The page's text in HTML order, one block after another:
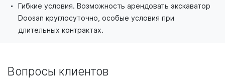
Гибкие условия. Возможность арендовать экскаватор
Doosan круглосуточно, особые условия при
длительных контрактах.
Вопросы клиентов